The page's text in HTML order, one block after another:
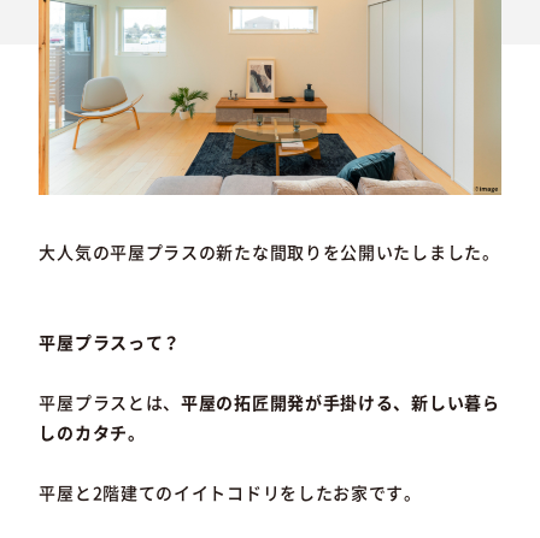
大人気の平屋プラスの新たな間取りを公開いたしました。
平屋プラスって？
平屋プラスとは、平屋の拓匠開発が手掛ける、新しい暮ら
しのカタチ。
平屋と2階建てのイイトコドリをしたお家です。